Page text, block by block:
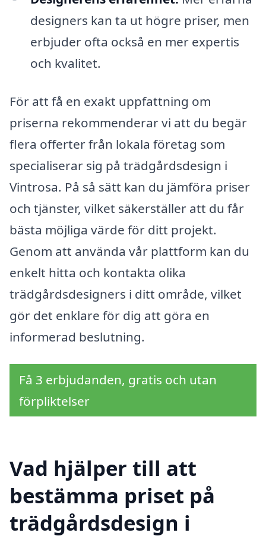
designers kan ta ut högre priser, men
erbjuder ofta också en mer expertis
och kvalitet.
För att få en exakt uppfattning om
priserna rekommenderar vi att du begär
flera offerter från lokala företag som
specialiserar sig på trädgårdsdesign i
Vintrosa. På så sätt kan du jämföra priser
och tjänster, vilket säkerställer att du får
bästa möjliga värde för ditt projekt.
Genom att använda vår plattform kan du
enkelt hitta och kontakta olika
trädgårdsdesigners i ditt område, vilket
gör det enklare för dig att göra en
informerad beslutning.
Få 3 erbjudanden, gratis och utan
förpliktelser
Vad hjälper till att
bestämma priset på
trädgårdsdesign i